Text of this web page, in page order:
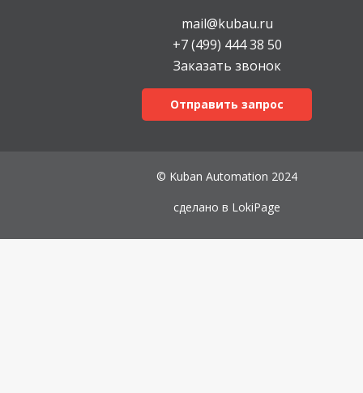
mail@kubau.ru
+7 (499) 444 38 50
Заказать звонок
Отправить запрос
© Kuban Automation 2024
сделано в LokiPage